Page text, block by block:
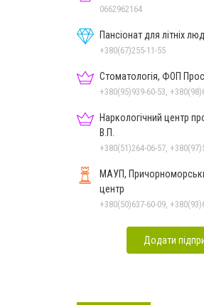
0662962164
Пансіонат для літніх
+380(67)255-11-55
Стоматологія, ФОП
Наркологічний центр
В.П.
+380(51)264-06-57,
МАУП,
центр
+380(50)637-60-09,
Додати